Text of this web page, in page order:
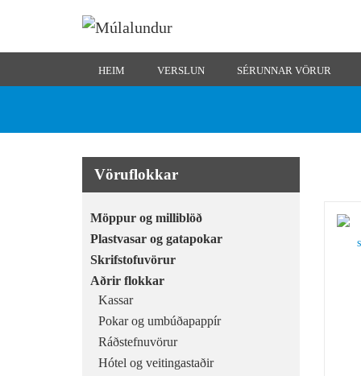
HEIM VERSLUN SÉRUNNAR VÖRUR
Vöruflokkar
Möppur og milliblöð
Plastvasar og gatapokar
Skrifstofuvörur
Aðrir flokkar
Kassar
Pokar og umbúðapappír
Ráðstefnuvörur
Hótel og veitingastaðir